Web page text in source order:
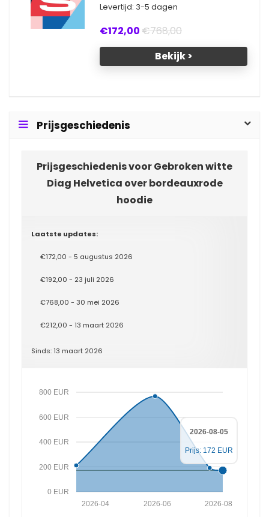
Levertijd: 3-5 dagen
€172,00€768,00
Bekijk >
Prijsgeschiedenis
Prijsgeschiedenis voor Gebroken witte
Diag Helvetica over bordeauxrode
hoodie
Laatste updates:
€172,00 - 5 augustus 2026
€192,00 - 23 juli 2026
€768,00 - 30 mei 2026
€212,00 - 13 maart 2026
Sinds: 13 maart 2026
0 EUR
200 EUR
400 EUR
600 EUR
800 EUR
2026-08
2026-06
2026-04
2026-08-05
Prijs: 172 EUR